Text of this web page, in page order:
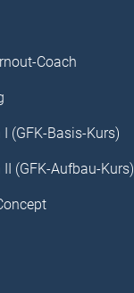
Coach
(GFK-Basis-Kurs)
(GFK-Aufbau-Kurs)